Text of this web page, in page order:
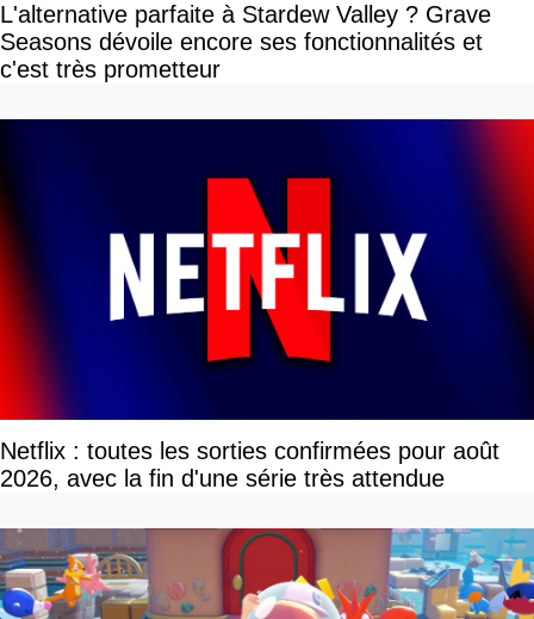
L'alternative parfaite à Stardew Valley ? Grave
Seasons dévoile encore ses fonctionnalités et
c'est très prometteur
Netflix : toutes les sorties confirmées pour août
2026, avec la fin d'une série très attendue